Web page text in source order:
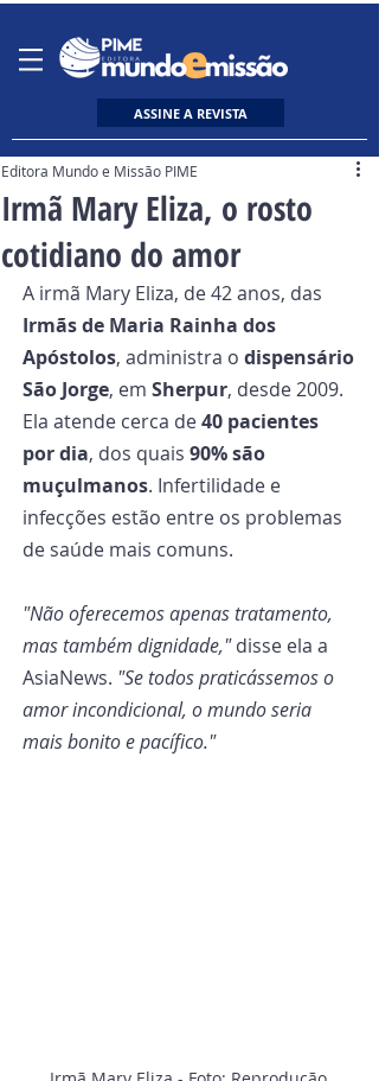
ASSINE A REVISTA
Irmã Mary Eliza, o rosto
cotidiano do amor
Editora Mundo e Missão PIME
A irmã Mary Eliza, de 42 anos, das
Irmãs de Maria Rainha dos
Apóstolos, administra o dispensário
São Jorge, em Sherpur, desde 2009.
Ela atende cerca de 40 pacientes
por dia, dos quais 90% são
muçulmanos. Infertilidade e
infecções estão entre os problemas
de saúde mais comuns.
"Não oferecemos apenas tratamento,
mas também dignidade," disse ela a
AsiaNews. "Se todos praticássemos o
amor incondicional, o mundo seria
mais bonito e pacífico."